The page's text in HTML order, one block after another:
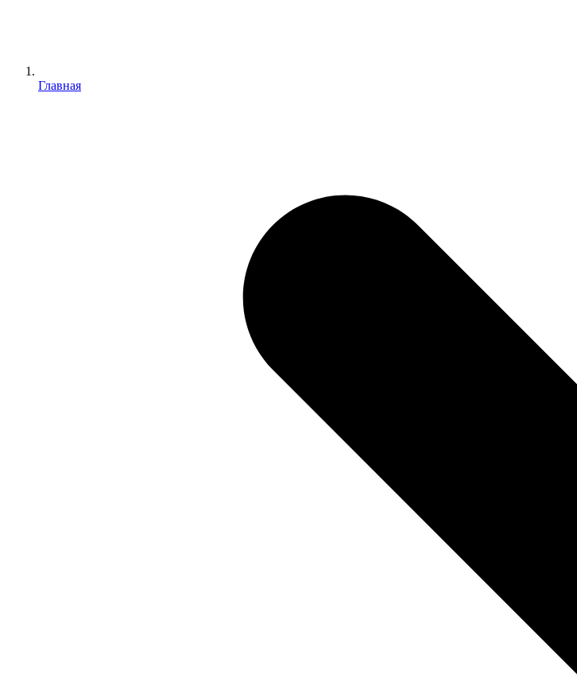
Главная